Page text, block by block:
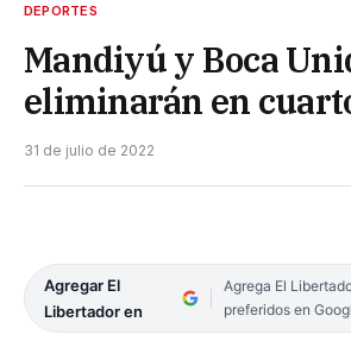
DEPORTES
Mandiyú y Boca
eliminarán en
31 de julio de 2022
Agregar El
Libertador en
Agrega El
preferidos en